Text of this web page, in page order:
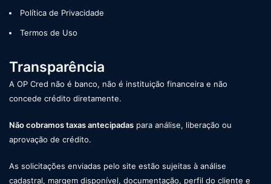
Política de Privacidade
Termos de Uso
Transparência
A OP Cred não é banco, não é instituição financeira e não
concede crédito diretamente.
Não cobramos taxas antecipadas para análise, liberação ou
aprovação de crédito.
As solicitações enviadas pelo site estão sujeitas à análise
cadastral, margem disponível, documentação, perfil do cliente e